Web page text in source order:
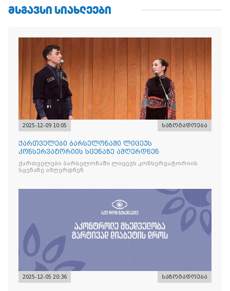
ᲛᲡᲒᲐᲕᲡᲘ ᲡᲘᲐᲮᲚᲔᲔᲑᲘ
2025-12-09 10:05 საზოგადოება
ქართველები ბარსელონაში ლიცეუს
კონსერვატორიის სცენაზე ამღერდნენ
ქართველები ბარსელონაში ლიცეუს კონსერვატორიის
სცენაზე ამღერდნენ
2025-12-05 20:36 საზოგადოება